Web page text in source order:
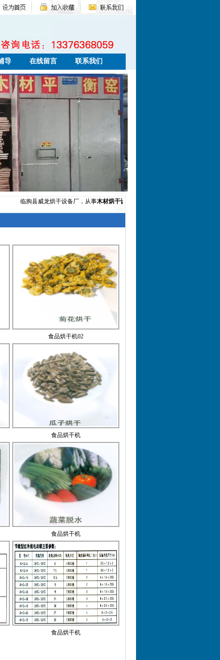
导 在线留言 联系我们
临朐县威龙烘干设备厂，从事木材烘干设备
食品烘干机02
食品烘干机
食品烘干机
食品烘干机